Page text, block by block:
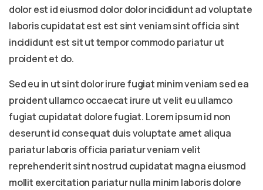
dolor est id eiusmod dolor dolor incididunt ad voluptate
laboris cupidatat est est sint veniam sint officia sint
incididunt est sit ut tempor commodo pariatur ut
proident et do.
Sed eu in ut sint dolor irure fugiat minim veniam sed ea
proident ullamco occaecat irure ut velit eu ullamco
fugiat cupidatat dolore fugiat. Lorem ipsum id non
deserunt id consequat duis voluptate amet aliqua
pariatur laboris officia pariatur veniam velit
reprehenderit sint nostrud cupidatat magna eiusmod
mollit exercitation pariatur nulla minim laboris dolore